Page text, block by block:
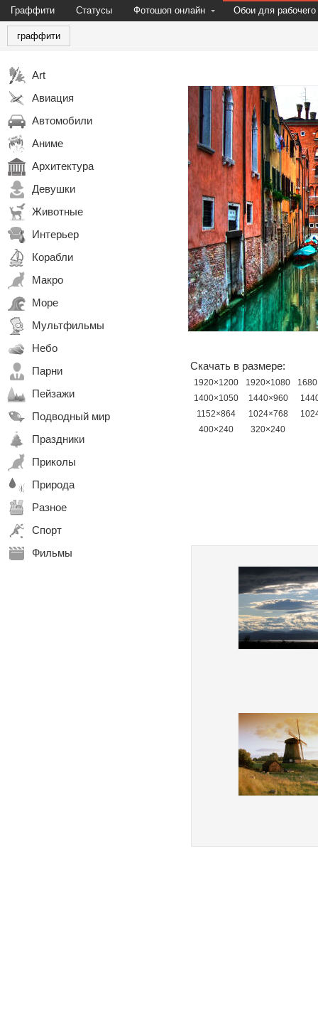
Граффити Статусы Фотошоп онлайн Обои для рабочего
граффити
Art
Авиация
Автомобили
Аниме
Архитектура
Девушки
Животные
Интерьер
Корабли
Макро
Море
Мультфильмы
Небо
Парни
Пейзажи
Подводный мир
Праздники
Приколы
Природа
Разное
Спорт
Фильмы
Скачать в размере:
1920×1200 1920×1080
1400×1050
1440×960
1152×864
1024×768
400×240
320×240